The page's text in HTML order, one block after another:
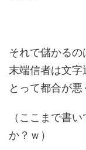
それで儲かるの
末端信者は文
とって都合が悪
（ここまで書
か？ｗ）